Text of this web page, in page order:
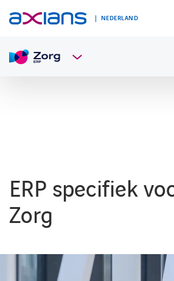
NEDERLAND
NIEUWS & INSPIRATIE
Nieuws
ERP specifiek
Zorg